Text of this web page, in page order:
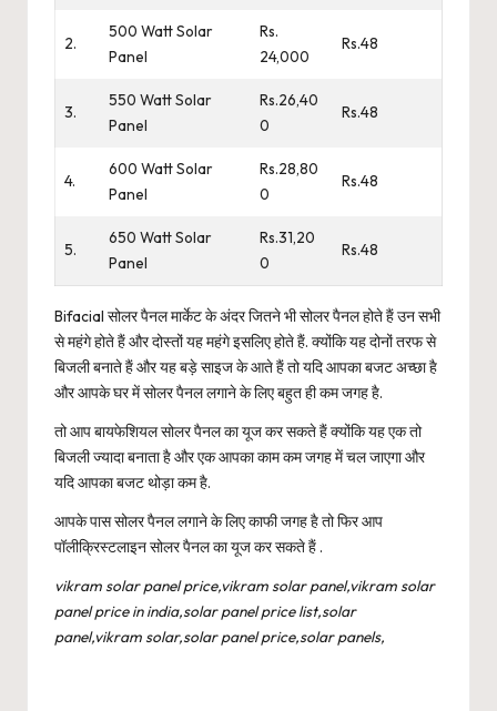
2.
500 Watt Solar
Panel
Rs.
24,000
Rs.48
3.
550 Watt Solar
Panel
Rs.26,40
0
Rs.48
4.
600 Watt Solar
Panel
Rs.28,80
0
Rs.48
5.
650 Watt Solar
Panel
Rs.31,20
0
Rs.48
Bifacial सोलर पैनल मार्केट के अंदर जितने भी सोलर पैनल होते हैं उन सभी
से महंगे होते हैं और दोस्तों यह महंगे इसलिए होते हैं. क्योंकि यह दोनों तरफ से
बिजली बनाते हैं और यह बड़े साइज के आते हैं तो यदि आपका बजट अच्छा है
और आपके घर में सोलर पैनल लगाने के लिए बहुत ही कम जगह है.
तो आप बायफेशियल सोलर पैनल का यूज कर सकते हैं क्योंकि यह एक तो
बिजली ज्यादा बनाता है और एक आपका काम कम जगह में चल जाएगा और
यदि आपका बजट थोड़ा कम है.
आपके पास सोलर पैनल लगाने के लिए काफी जगह है तो फिर आप
पॉलीक्रिस्टलाइन सोलर पैनल का यूज कर सकते हैं .
vikram solar panel price,vikram solar panel,vikram solar
panel price in india,solar panel price list,solar
panel,vikram solar,solar panel price,solar panels,